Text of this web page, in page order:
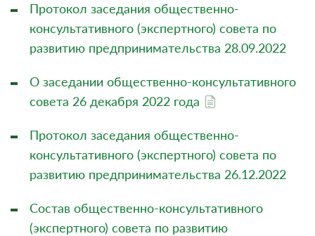
Протокол заседания общественно-
консультативного (экспертного) совета по
развитию предпринимательства 28.09.2022
О заседании общественно-консультативного
совета 26 декабря 2022 года
Протокол заседания общественно-
консультативного (экспертного) совета по
развитию предпринимательства 26.12.2022
Состав общественно-консультативного
(экспертного) совета по развитию